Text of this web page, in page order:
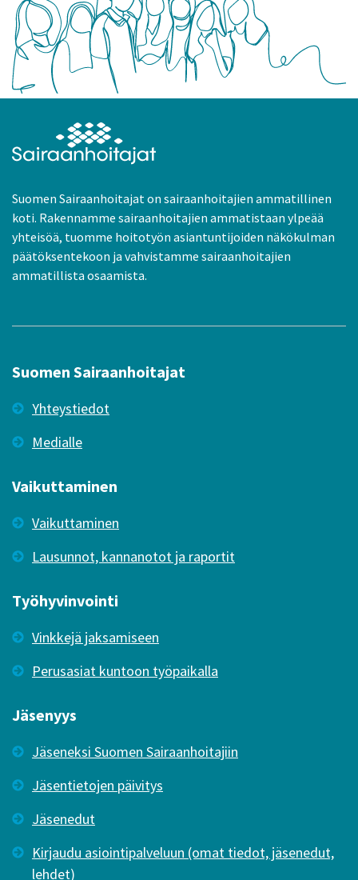
Suomen Sairaanhoitajat on sairaanhoitajien ammatillinen
koti. Rakennamme sairaanhoitajien ammatistaan ylpeää
yhteisöä, tuomme hoitotyön asiantuntijoiden näkökulman
päätöksentekoon ja vahvistamme sairaanhoitajien
ammatillista osaamista.
Suomen Sairaanhoitajat
Yhteystiedot
Medialle
Vaikuttaminen
Vaikuttaminen
Lausunnot, kannanotot ja raportit
Työhyvinvointi
Vinkkejä jaksamiseen
Perusasiat kuntoon työpaikalla
Jäsenyys
Jäseneksi Suomen Sairaanhoitajiin
Jäsentietojen päivitys
Jäsenedut
Kirjaudu asiointipalveluun (omat tiedot, jäsenedut,
lehdet)